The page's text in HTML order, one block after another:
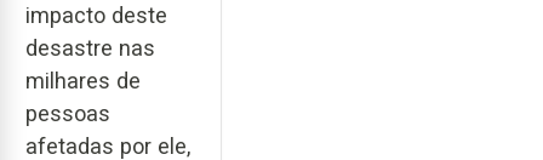
impacto deste
desastre nas
milhares de
pessoas
afetadas por ele,